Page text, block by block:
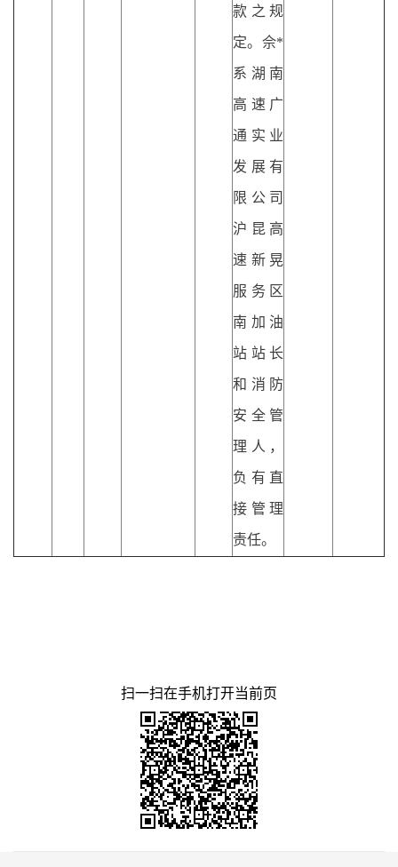
款之规
定。佘*
系湖南
高速广
通实业
发展有
限公司
沪昆高
速新晃
服务区
南加油
站站长
和消防
安全管
理人，
负有直
接管理
责任。
扫一扫在手机打开当前页